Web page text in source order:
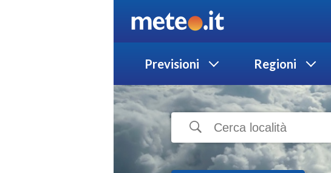
Previsioni Regioni